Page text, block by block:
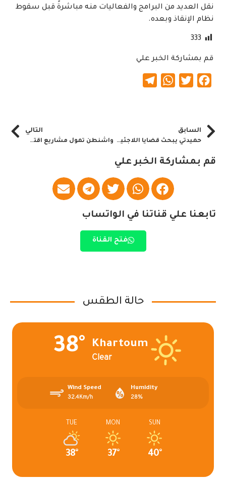
نقل العديد من البرامج والفعاليات منه مباشرةً قبل سقوط
نظام الإنقاذ وبعده.
333
قم بمشاركة الخبر علي
Facebook
Twitter
WhatsApp
السابق
حميدتي يبحث قضايا اللاجئين والحدود بأريتريا
التالي
واشنطن تمول مشاريع اقتصادية وخدمية بالخرطوم
قم بمشاركة الخبر علي
تابعنا علي قناتنا في الواتساب
فتح القناة
حالة الطقس
Khartoum
Clear
38°
Humidity
28%
Wind Speed
32.4Km/h
SUN
40°
MON
37°
TUE
38°